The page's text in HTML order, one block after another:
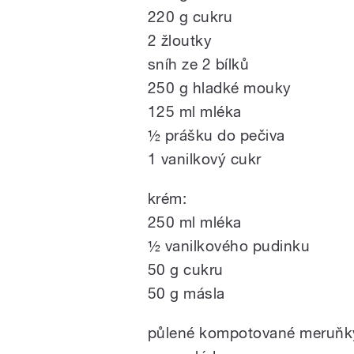
220 g cukru
2 žloutky
sníh ze 2 bílků
250 g hladké mouky
125 ml mléka
½ prášku do pečiva
1 vanilkový cukr
krém:
250 ml mléka
½ vanilkového pudinku
50 g cukru
50 g másla
půlené kompotované